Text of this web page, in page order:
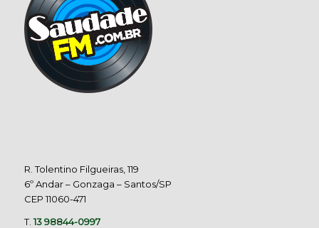
R. Tolentino Filgueiras, 119
6º Andar – Gonzaga – Santos/SP
CEP 11060-471
T.13 98844-0997